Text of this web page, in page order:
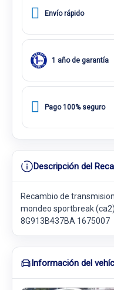
Envío rápido
1 año de garantía
Pago 100% seguro
Descripción del
Recambio de
mondeo sportbreak
8G913B437BA 1675007
Información del